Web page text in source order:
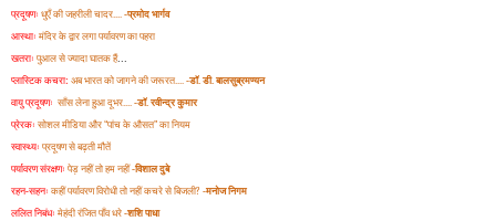
प्रदूषणः धुएँ की जहरीली चादर.... -प्रमोद भार्गव
आस्थाः मंदिर के द्वार लगा पर्यावरण का पहरा
खतराः पुआल से ज्यादा घातक हैं...
प्लास्टिक कचरा: अब भारत को जागने की जरूरत.... -डॉ. डी. बालसुब्रमण्यन
वायु प्रदूषणः साँस लेना हुआ दूभर.... -डॉ. रवीन्द्र कुमार
प्रेरकः सोशल मीडिया और “पांच के औसत” का नियम
स्वास्थ्यः प्रदूषण से बढ़ती मौतें
पर्यावरण संरक्षणः पेड़ नहीं तो हम नहीं -विशाल दुबे
रहन-सहनः कहीं पर्यावरण विरोधी तो नहीं कचरे से बिजली? -मनोज निगम
ललित निबंधः मेहंदी रंजित पाँव धरे -शशि पाधा